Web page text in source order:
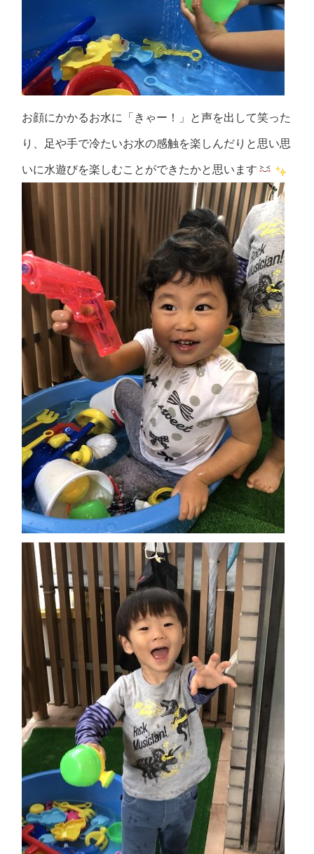
お顔にかかるお水に「きゃー！」と声を出して笑った
り、足や手で冷たいお水の感触を楽しんだりと思い思
いに水遊びを楽しむことができたかと思います